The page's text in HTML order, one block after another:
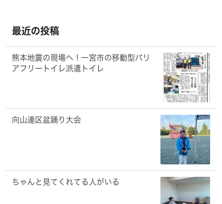
ブ
最近の投稿
熊本地震の現場へ！一宮市の移動型バリ
アフリートイレ派遣トイレ
向山連区盆踊り大会
ちゃんと見てくれてる人がいる